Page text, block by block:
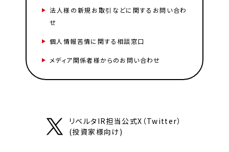
法人様の新規お取引などに関するお問い合わ
せ
個人情報苦情に関する相談窓口
メディア関係者様からのお問い合わせ
リベルタIR担当公式X（Twitter）
(投資家様向け)